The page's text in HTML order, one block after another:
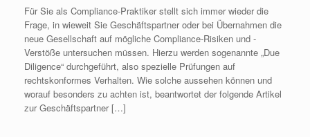
Für Sie als Compliance-Praktiker stellt sich immer wieder die
Frage, in wieweit Sie Geschäftspartner oder bei Übernahmen die
neue Gesellschaft auf mögliche Compliance-Risiken und -
Verstöße untersuchen müssen. Hierzu werden sogenannte „Due
Diligence“ durchgeführt, also spezielle Prüfungen auf
rechtskonformes Verhalten. Wie solche aussehen können und
worauf besonders zu achten ist, beantwortet der folgende Artikel
zur Geschäftspartner […]